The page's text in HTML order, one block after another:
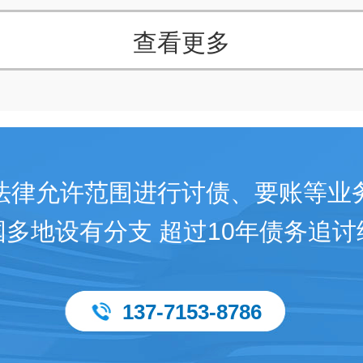
查看更多
律允许范围进行讨债、要账等业
多地设有分支 超过10年债务追讨
137-7153-8786